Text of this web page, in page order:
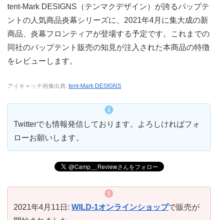
tent-Mark DESIGNS（テンマクデザイン）が誇るパップテ
ントの人気商品炎幕シリーズに、2021年4月に集大成の新
商品、炎幕フロンティアが登場する予定です。これまでの
同社のパップテント販売の知見が注入された本商品の特徴
をレビューします。
アイキャッチ画像出典: tent-Mark DESIGNS
Twitterでも情報発信しております。よろしければフォ
ローお願いします。
2021年4月11日: WILD-1オンラインショップで販売が